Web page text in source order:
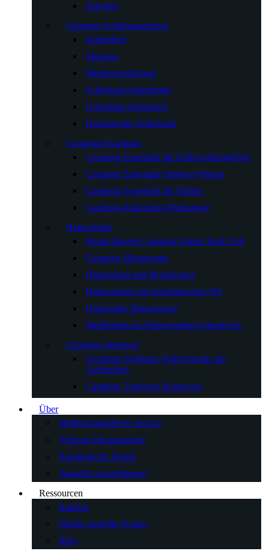
Zeltofen
Camping Schlafausrüstung
Kinderbett
Matratze
Mumienschlafsack
Schlafsack-Innenfutter
Umschlag Schlafsack
Humanoider Schlafsack
Camping-Essentials
Camping Essentials für Aufbewahrungsbox
Camping Essentials Outdoor-Wagen
Camping-Essentials für Kühler
Camping-Eisbrecher-Werkzeuge
Hängematte
Baum hängen Camping Kinder Stuhl Zelt
Camping Hängematte
Hängematte mit Moskitonetz
Hängematten im brasilianischen Stil
Hängender Hängesessel
Multifunktions-Hängematten-Unterdecke
Camping elektrisch
Camping Tragbarer Kühlschrank mit
Gefrierfach
Camping Tragbares Kraftwerk
Über
Maßgeschneiderter Service
Vietnam Hauptquartier
Kambodscha Fabrik
Aktuelle Ausstellungen
Ressourcen
Katalog
Häufig gestellte Fragen
Blog